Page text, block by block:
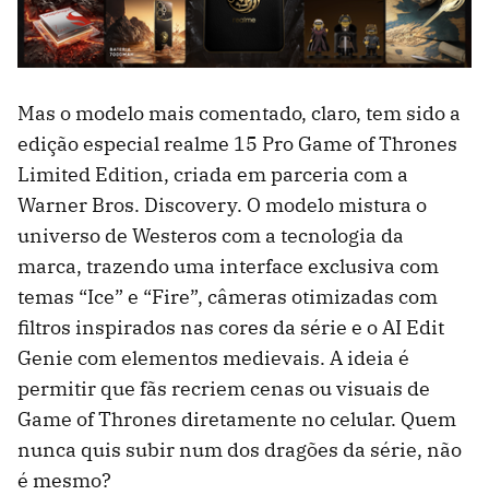
Mas o modelo mais comentado, claro, tem sido a
edição especial realme 15 Pro Game of Thrones
Limited Edition, criada em parceria com a
Warner Bros. Discovery. O modelo mistura o
universo de Westeros com a tecnologia da
marca, trazendo uma interface exclusiva com
temas “Ice” e “Fire”, câmeras otimizadas com
filtros inspirados nas cores da série e o AI Edit
Genie com elementos medievais. A ideia é
permitir que fãs recriem cenas ou visuais de
Game of Thrones diretamente no celular. Quem
nunca quis subir num dos dragões da série, não
é mesmo?